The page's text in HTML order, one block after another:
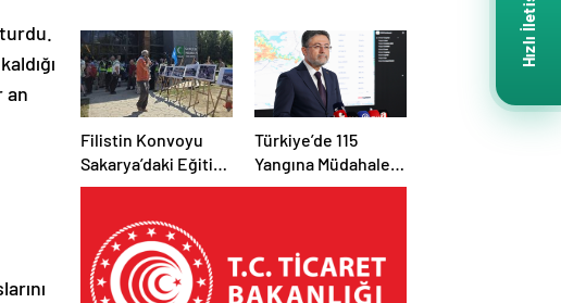
an
Filistin Konvoyu
Sakarya’daki Eğitim
Kampını
Etabı Başlıyor
Türkiye’de 115
Yangına Müdahale
Edildi: 110’u Kontrol
Hızlı İletişim